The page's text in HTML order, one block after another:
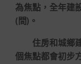
為焦點，全年建
(間)。
住房和城鄉建
個焦點都會初步